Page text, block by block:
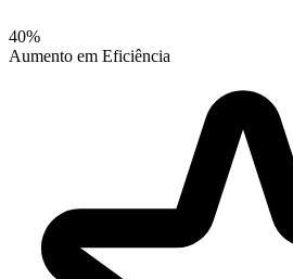
40%
Aumento em Eficiência